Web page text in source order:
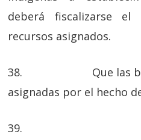
deberá fiscalizarse
recursos asignados.
38. Que las becas
asignadas por el hecho
39.